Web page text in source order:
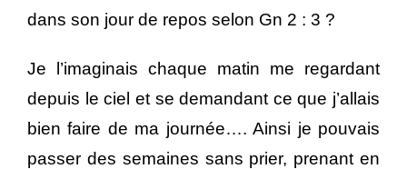
dans son jour de repos selon Gn 2 : 3 ?
Je l’imaginais chaque matin me regardant
depuis le ciel et se demandant ce que j’allais
bien faire de ma journée…. Ainsi je pouvais
passer des semaines sans prier, prenant en